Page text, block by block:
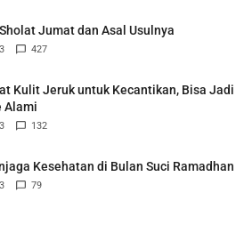
Jumat dan Asal Usulnya
427
Kulit Jeruk untuk Kecantikan, Bisa Jadi
Alami
132
Kesehatan di Bulan Suci Ramadhan
79